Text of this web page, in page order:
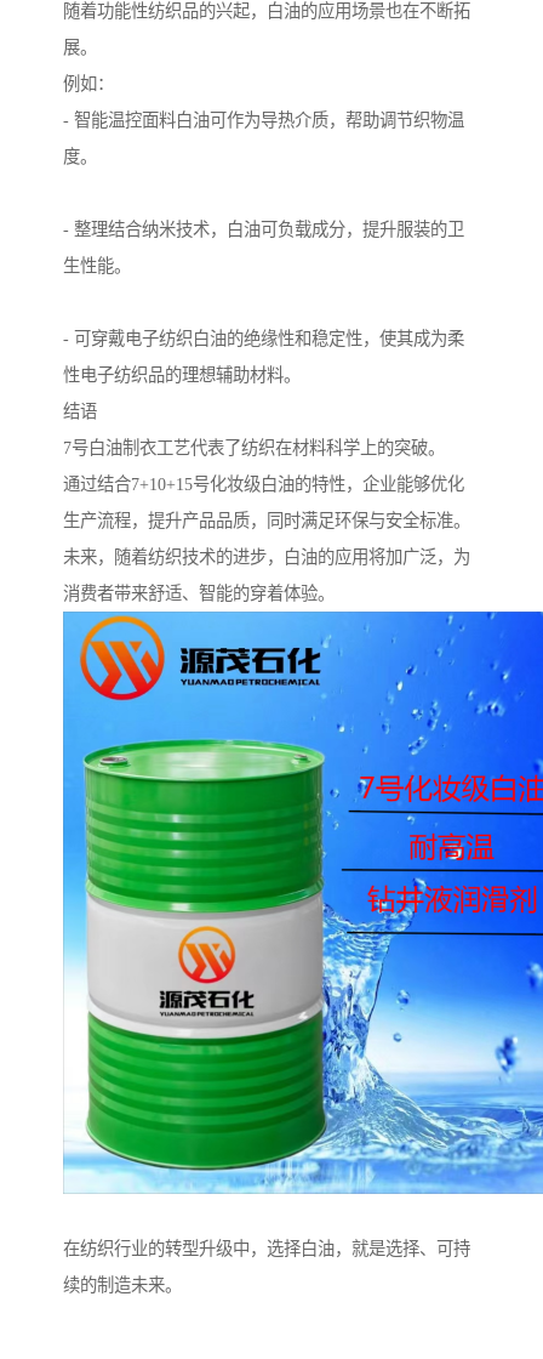
随着功能性纺织品的兴起，白油的应用场景也在不断拓
展。
例如：
- 智能温控面料白油可作为导热介质，帮助调节织物温
度。
- 整理结合纳米技术，白油可负载成分，提升服装的卫
生性能。
- 可穿戴电子纺织白油的绝缘性和稳定性，使其成为柔
性电子纺织品的理想辅助材料。
结语
7号白油制衣工艺代表了纺织在材料科学上的突破。
通过结合7+10+15号化妆级白油的特性，企业能够优化
生产流程，提升产品品质，同时满足环保与安全标准。
未来，随着纺织技术的进步，白油的应用将加广泛，为
消费者带来舒适、智能的穿着体验。
在纺织行业的转型升级中，选择白油，就是选择、可持
续的制造未来。